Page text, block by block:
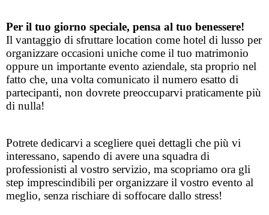
Per il tuo giorno speciale, pensa al tuo benessere!
Il vantaggio di sfruttare location come hotel di lusso per
organizzare occasioni uniche come il tuo matrimonio
oppure un importante evento aziendale, sta proprio nel
fatto che, una volta comunicato il numero esatto di
partecipanti, non dovrete preoccuparvi praticamente più
di nulla!
Potrete dedicarvi a scegliere quei dettagli che più vi
interessano, sapendo di avere una squadra di
professionisti al vostro servizio, ma scopriamo ora gli
step imprescindibili per organizzare il vostro evento al
meglio, senza rischiare di soffocare dallo stress!